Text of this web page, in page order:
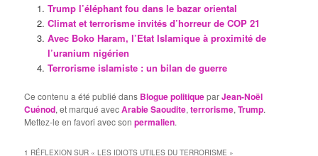
Trump l’éléphant fou dans le bazar oriental
Climat et terrorisme invités d’horreur de COP 21
Avec Boko Haram, l’Etat Islamique à proximité de
l’uranium nigérien
Terrorisme islamiste : un bilan de guerre
Ce contenu a été publié dans Blogue politiqueparJean-Noël
Cuénod, et marqué avecArabie Saoudite,terrorisme,Trump.
Mettez-le en favori avec sonpermalien.
1 RÉFLEXION SUR «LES IDIOTS UTILES DU TERRORISME »